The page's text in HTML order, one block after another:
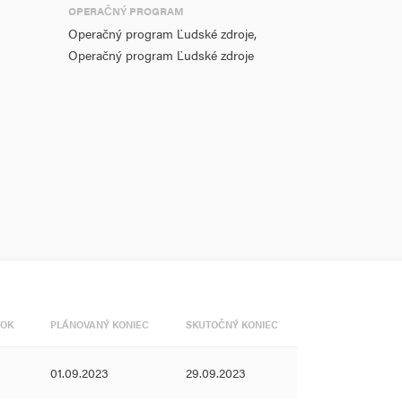
OPERAČNÝ PROGRAM
Operačný program Ľudské zdroje,
Operačný program Ľudské zdroje
PLÁNOVANÝ KONIEC SKUTOČNÝ KONIEC
01.09.2023 29.09.2023